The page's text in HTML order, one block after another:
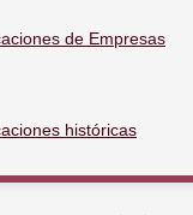
de Empresas
históricas